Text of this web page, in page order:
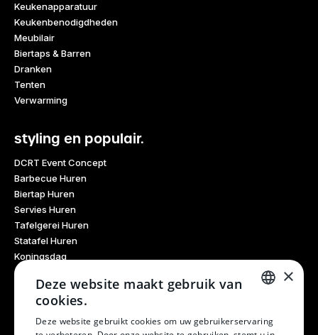
Keukenapparatuur
Keukenbenodigdheden
Meubilair
Biertaps & Barren
Dranken
Tenten
Verwarming
styling en populair.
DCRT Event Concept
Barbecue Huren
Biertap Huren
Servies Huren
Tafelgerei Huren
Statafel Huren
Koningsdag
Glaswerk Huren
Feestdagen
Haarlem Culinair
Evenementen Verhuur
×
Deze website maakt gebruik van
cookies.
Deze website gebruikt cookies om uw gebruikerservaring